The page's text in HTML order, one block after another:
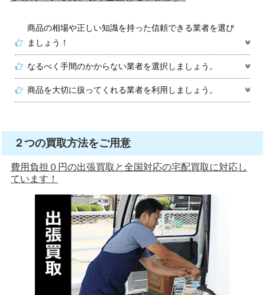
商品の相場や正しい知識を持った信頼できる業者を選び
ましょう！
なるべく手間のかからない業者を選択しましょう。
商品を大切に扱ってくれる業者を利用しましょう。
２つの買取方法をご用意
費用負担０円の出張買取と全国対応の宅配買取に対応し
ています！